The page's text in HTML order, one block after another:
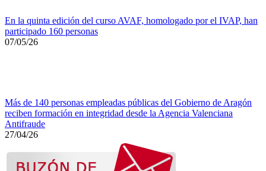
En la quinta edición del curso AVAF, homologado por el IVAP, han
participado 160 personas
07/05/26
Más de 140 personas empleadas públicas del Gobierno de Aragón
reciben formación en integridad desde la Agencia Valenciana
Antifraude
27/04/26